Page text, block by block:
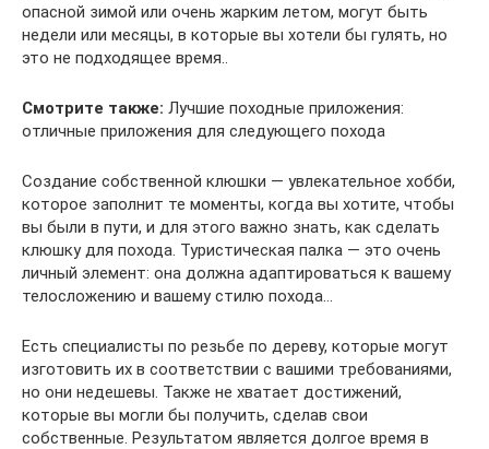
опасной зимой или очень жарким летом, могут быть
недели или месяцы, в которые вы хотели бы гулять, но
это не подходящее время..
Смотрите также: Лучшие походные приложения:
отличные приложения для следующего похода
Создание собственной клюшки — увлекательное хобби,
которое заполнит те моменты, когда вы хотите, чтобы
вы были в пути, и для этого важно знать, как сделать
клюшку для похода. Туристическая палка — это очень
личный элемент: она должна адаптироваться к вашему
телосложению и вашему стилю похода…
Есть специалисты по резьбе по дереву, которые могут
изготовить их в соответствии с вашими требованиями,
но они недешевы. Также не хватает достижений,
которые вы могли бы получить, сделав свои
собственные. Результатом является долгое время в